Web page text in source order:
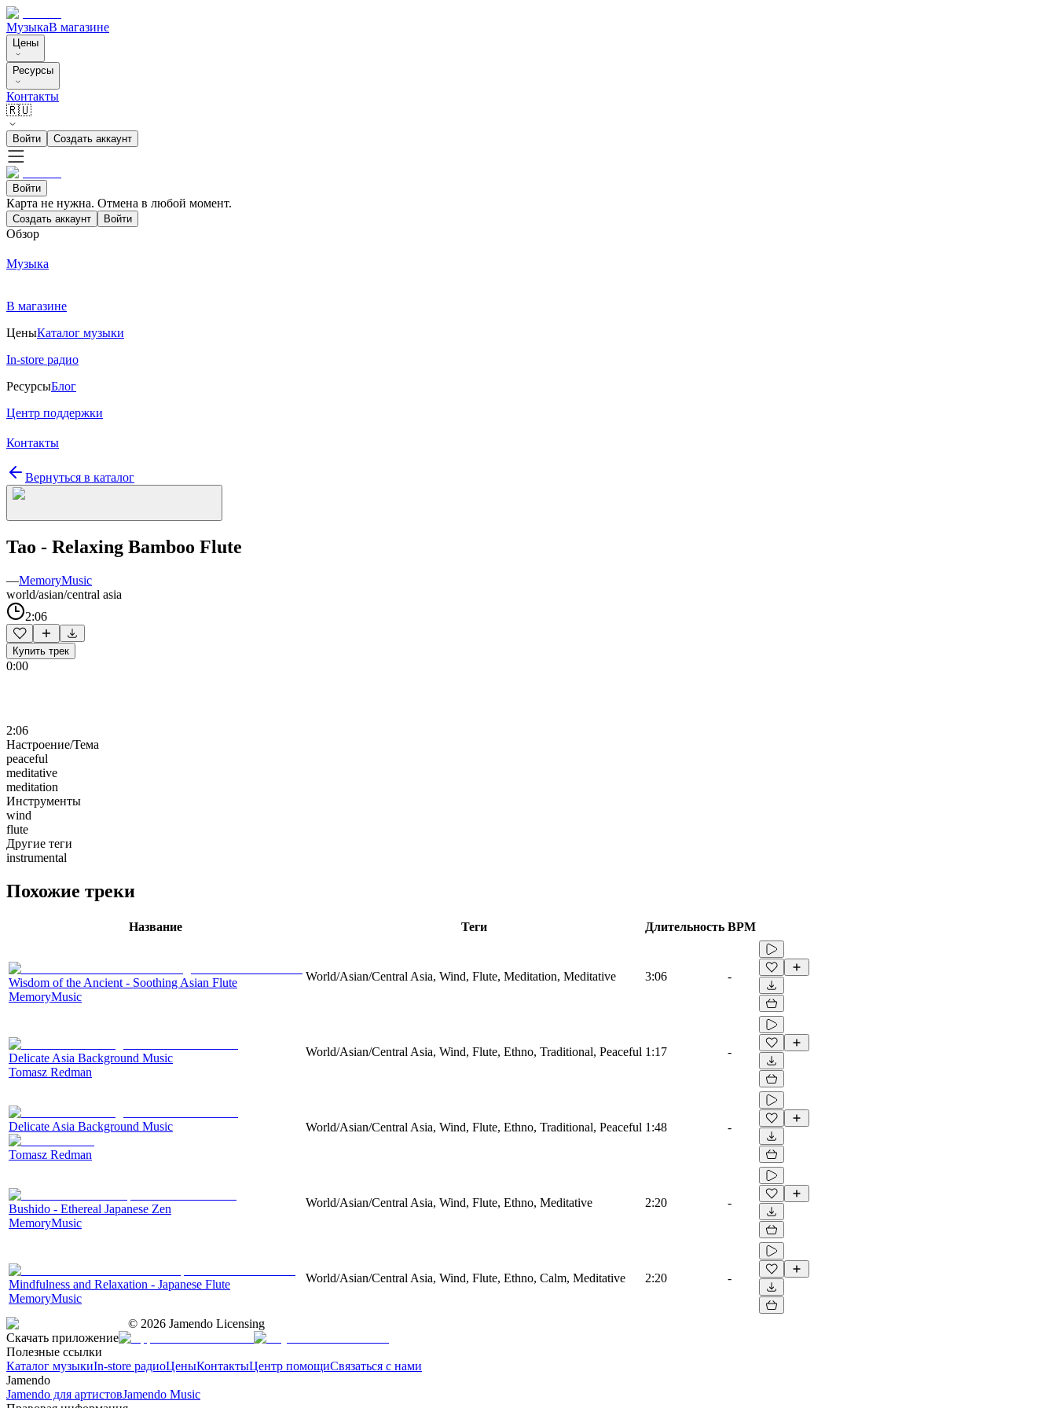
МузыкаВ магазине
Цены
Ресурсы
Контакты
🇷🇺
Войти Создать аккаунт
Войти
Карта не нужна. Отмена в любой момент.
Создать аккаунт Войти
Обзор
Музыка
В магазине
ЦеныКаталог музыки
In-store радио
РесурсыБлог
Центр поддержки
Контакты
Вернуться в каталог
Tao - Relaxing Bamboo Flute
—MemoryMusic
world/asian/central asia
2:06
Купить трек
0:00
2:06
Настроение/Тема
peaceful
meditative
meditation
Инструменты
wind
flute
Другие теги
instrumental
Похожие треки
Название Теги Длительность BPM
Wisdom of the Ancient - Soothing Asian Flute
MemoryMusic
World/Asian/Central Asia, Wind, Flute, Meditation, Meditative 3:06 -
Delicate Asia Background Music
Tomasz Redman
World/Asian/Central Asia, Wind, Flute, Ethno, Traditional, Peaceful 1:17 -
Delicate Asia Background Music
Tomasz Redman
World/Asian/Central Asia, Wind, Flute, Ethno, Traditional, Peaceful 1:48 -
Bushido - Ethereal Japanese Zen
MemoryMusic
World/Asian/Central Asia, Wind, Flute, Ethno, Meditative 2:20 -
Mindfulness and Relaxation - Japanese Flute
MemoryMusic
World/Asian/Central Asia, Wind, Flute, Ethno, Calm, Meditative 2:20 -
© 2026 Jamendo Licensing
Скачать приложение
Полезные ссылки
Каталог музыкиIn-store радиоЦеныКонтактыЦентр помощиСвязаться с нами
Jamendo
Jamendo для артистовJamendo Music